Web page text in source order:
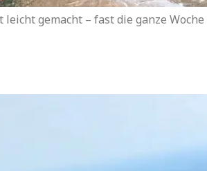
gemacht – fast die ganze